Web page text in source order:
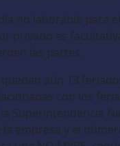
no laborable para
privado es
las partes.
aún 13
con los
Superintendencia
empresa y el